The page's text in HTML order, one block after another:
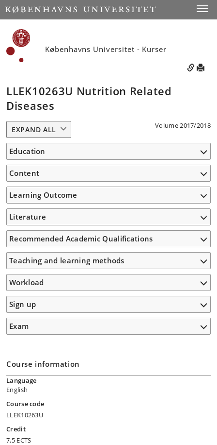
Københavns Universitet - Kurser
LLEK10263U Nutrition Related
Diseases
Volume 2017/2018
EXPAND ALL
Education
Content
Learning Outcome
Literature
Recommended Academic Qualifications
Teaching and learning methods
Workload
Sign up
Exam
Course information
Language
English
Course code
LLEK10263U
Credit
7,5 ECTS